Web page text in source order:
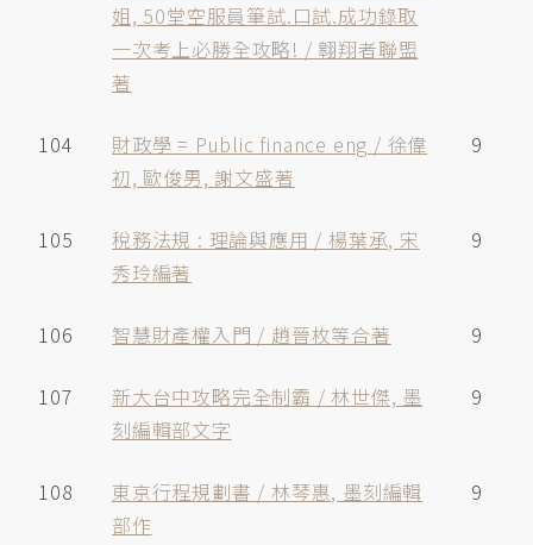
姐, 50堂空服員筆試.口試.成功錄取
一次考上必勝全攻略! / 翱翔者聯盟
著
104
財政學 = Public finance eng / 徐偉
初, 歐俊男, 謝文盛著
9
105
稅務法規 : 理論與應用 / 楊葉承, 宋
秀玲編著
9
106 智慧財產權入門 / 趙晉枚等合著 9
107
新大台中攻略完全制霸 / 林世傑, 墨
刻編輯部文字
9
108
東京行程規劃書 / 林琴惠, 墨刻編輯
部作
9